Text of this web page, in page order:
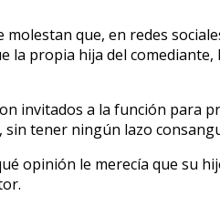
molestan que, en redes
la propia hija del
invitados a la función para
tener ningún lazo
opinión le merecía que su